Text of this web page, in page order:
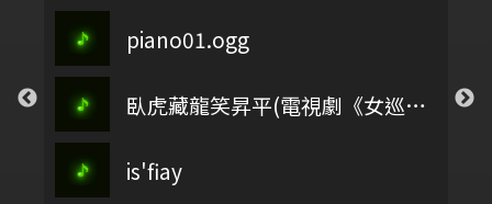
piano01.ogg
臥虎藏龍笑昇平(電視劇《女巡按》 配樂)
is'fiay